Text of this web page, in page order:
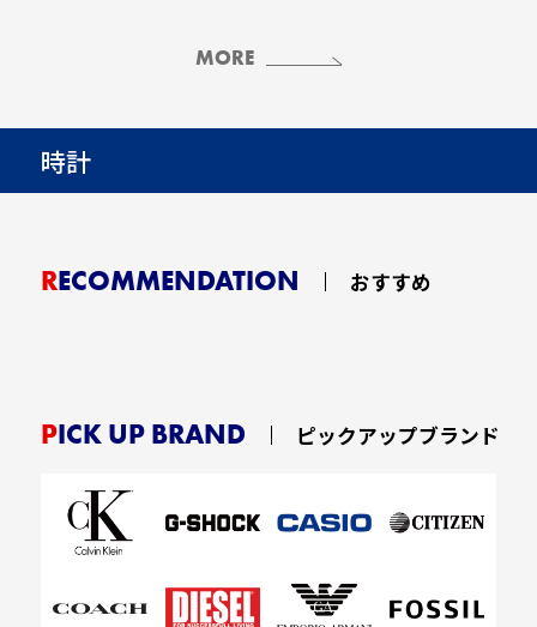
MORE
時計
RECOMMENDATION おすすめ
PICK UP BRAND ピックアップブランド